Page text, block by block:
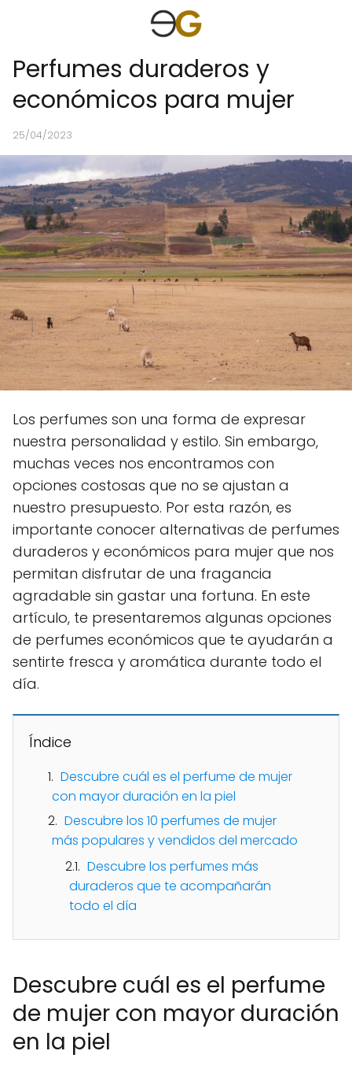
Perfumes duraderos y
económicos para mujer
25/04/2023
Los perfumes son una forma de expresar
nuestra personalidad y estilo. Sin embargo,
muchas veces nos encontramos con
opciones costosas que no se ajustan a
nuestro presupuesto. Por esta razón, es
importante conocer alternativas de perfumes
duraderos y económicos para mujer que nos
permitan disfrutar de una fragancia
agradable sin gastar una fortuna. En este
artículo, te presentaremos algunas opciones
de perfumes económicos que te ayudarán a
sentirte fresca y aromática durante todo el
día.
Índice
Descubre cuál es el perfume de mujer
con mayor duración en la piel
Descubre los 10 perfumes de mujer
más populares y vendidos del mercado
Descubre los perfumes más
duraderos que te acompañarán
todo el día
Descubre cuál es el perfume
de mujer con mayor duración
en la piel